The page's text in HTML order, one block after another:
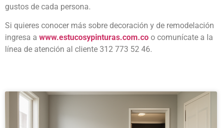
gustos de cada persona.
Si quieres conocer más sobre decoración y de remodelación
ingresa a www.estucosypinturas.com.co o comunícate a la
línea de atención al cliente 312 773 52 46.